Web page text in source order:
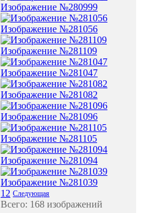
Изображение №280999
Изображение №281056
Изображение №281109
Изображение №281047
Изображение №281082
Изображение №281096
Изображение №281105
Изображение №281094
Изображение №281039
1 2 Следующая
Всего: 168 изображений